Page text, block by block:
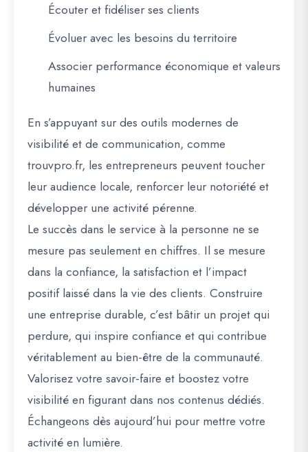
Écouter et fidéliser ses clients
Évoluer avec les besoins du territoire
Associer performance économique et valeurs
humaines
En s’appuyant sur des outils modernes de
visibilité et de communication, comme
trouvpro.fr, les entrepreneurs peuvent toucher
leur audience locale, renforcer leur notoriété et
développer une activité pérenne.
Le succès dans le service à la personne ne se
mesure pas seulement en chiffres. Il se mesure
dans la confiance, la satisfaction et l’impact
positif laissé dans la vie des clients. Construire
une entreprise durable, c’est bâtir un projet qui
perdure, qui inspire confiance et qui contribue
véritablement au bien-être de la communauté.
Valorisez votre savoir-faire et boostez votre
visibilité en figurant dans nos contenus dédiés.
Échangeons dès aujourd’hui pour mettre votre
activité en lumière.